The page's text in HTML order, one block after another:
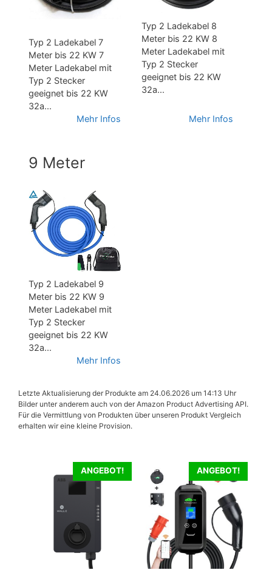
Typ 2 Ladekabel 7
Meter bis 22 KW 7
Meter Ladekabel mit
Typ 2 Stecker
geeignet bis 22 KW
32a...
Mehr Infos
Typ 2 Ladekabel 8
Meter bis 22 KW 8
Meter Ladekabel mit
Typ 2 Stecker
geeignet bis 22 KW
32a...
Mehr Infos
9 Meter
Typ 2 Ladekabel 9
Meter bis 22 KW 9
Meter Ladekabel mit
Typ 2 Stecker
geeignet bis 22 KW
32a...
Mehr Infos
Letzte Aktualisierung der Produkte am 24.06.2026 um 14:13 Uhr
Bilder unter anderem auch von der Amazon Product Advertising API.
Für die Vermittlung von Produkten über unseren Produkt Vergleich
erhalten wir eine kleine Provision.
ANGEBOT! ANGEBOT!